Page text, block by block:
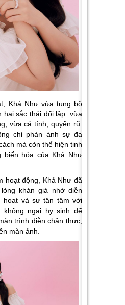
Khả Như vừa tung bộ
hai sắc thái đối lập: vừa
vừa cá tính, quyến rũ.
chỉ phản ánh sự đa
mà còn thể hiện tinh
biến hóa của Khả Như
hoạt động, Khả Như đã
khán giả nhờ diễn
hoạt và sự tận tâm với
không ngại hy sinh để
trình diễn chân thực,
màn ảnh.